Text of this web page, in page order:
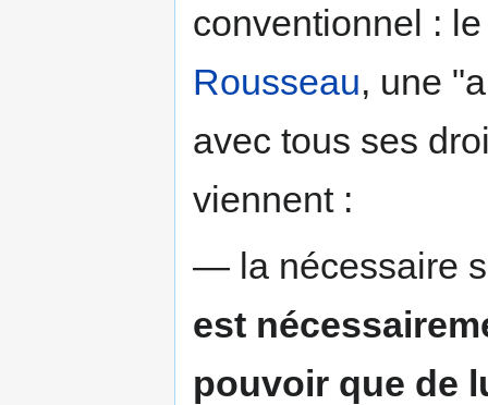
conventionnel :
Rousseau, une
avec tous ses
viennent :
— la nécessaire
est
pouvoir que de